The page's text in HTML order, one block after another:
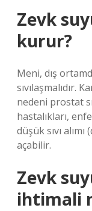
Zevk
kurur?
Meni, dış
sıvılaşmalıdır.
nedeni prostat
hastalıkları,
düşük sıvı
açabilir.
Zevk
ihtimali